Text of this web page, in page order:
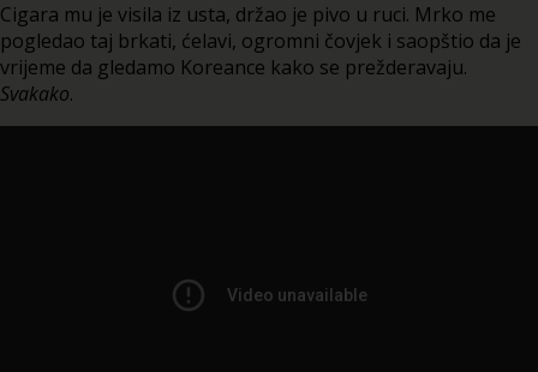
Cigara mu je visila iz usta, držao je pivo u ruci. Mrko me
pogledao taj brkati, ćelavi, ogromni čovjek i saopštio da je
vrijeme da gledamo Koreance kako se prežderavaju.
Svakako.